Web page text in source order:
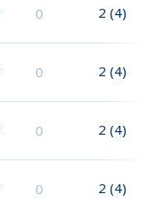
0 2 (4)
0 2 (4)
0 2 (4)
0 2 (4)